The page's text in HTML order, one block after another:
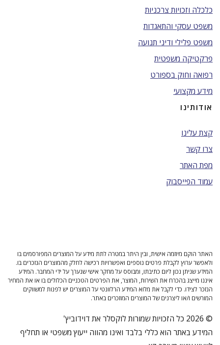
כלכלה וזכויות צרכניות
משפט עסקי והתאגדות
משפט פלילי ודיני תנועה
פרקטיקה משפטית
רפואה וחוק בספורט
מידע מקצועי
אודותינו
קצת עלינו
צרו קשר
מפת האתר
עמוד הפייסבוק
האתר הוקם מיוזמה אישית, ובין היתר במטרה לתת מידע על המוצרים המפורסמים בו
ולאפשר ערוץ לקבלת פרטים נוספים ואפשרויות רכישה לחלק מהמוצרים הנזכרים בו.
המידע שניתן נכון ליום כתיבתו, ומבוסס על מחקר אישי שנערך על ידי המחבר. המידע
איננו מייצג בהכרח את השירות, המוצר, את הפרטים הטכניים הכלולים בו או את המחיר
הנזכר לצידו. כדי לקבל את מלוא המידע הרלוונטי על המוצרים יש לפנות למשווקים
המורשים ו/או ליצרנים של המוצרים המוזכרים באתר.
© 2026 כל הזכויות שמורות לוקסלר את דוידוביץ'
המידע באתר הוא כללי בלבד ואינו מהווה ייעוץ משפטי או תחליף